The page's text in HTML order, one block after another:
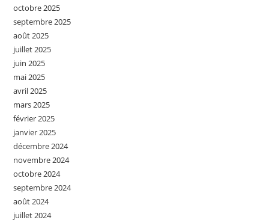
octobre 2025
septembre 2025
août 2025
juillet 2025
juin 2025
mai 2025
avril 2025
mars 2025
février 2025
janvier 2025
décembre 2024
novembre 2024
octobre 2024
septembre 2024
août 2024
juillet 2024